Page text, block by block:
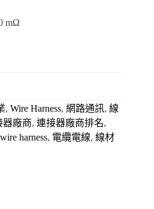
mΩ
, Wire Harness, 網路通訊, 線
器廠商, 連接器廠商排名,
wire harness, 電纜電線, 線材